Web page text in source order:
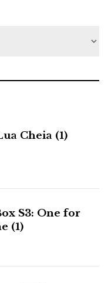
Cheia (1)
S3: One for
(1)